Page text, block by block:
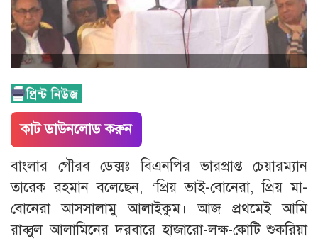
কাট ডাউনলোড করুন
বাংলার গৌরব ডেক্সঃ বিএনপির ভারপ্রাপ্ত চেয়ারম্যান
তারেক রহমান বলেছেন, ‘প্রিয় ভাই-বোনেরা, প্রিয় মা-
বোনেরা আসসালামু আলাইকুম। আজ প্রথমেই আমি
রাব্বুল আলামিনের দরবারে হাজারো-লক্ষ-কোটি শুকরিয়া